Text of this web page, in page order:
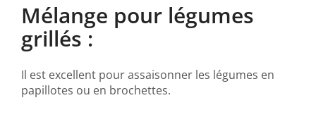
Mélange pour légumes
grillés :
Il est excellent pour assaisonner les légumes en
papillotes ou en brochettes.